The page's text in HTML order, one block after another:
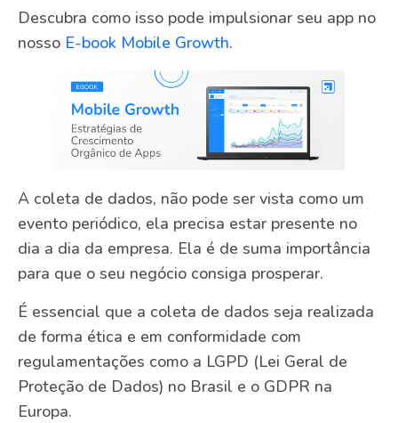
Descubra como isso pode impulsionar seu app no
nosso E-book Mobile Growth.
A coleta de dados, não pode ser vista como um
evento periódico, ela precisa estar presente no
dia a dia da empresa. Ela é de suma importância
para que o seu negócio consiga prosperar.
É essencial que a coleta de dados seja realizada
de forma ética e em conformidade com
regulamentações como a LGPD (Lei Geral de
Proteção de Dados) no Brasil e o GDPR na
Europa.